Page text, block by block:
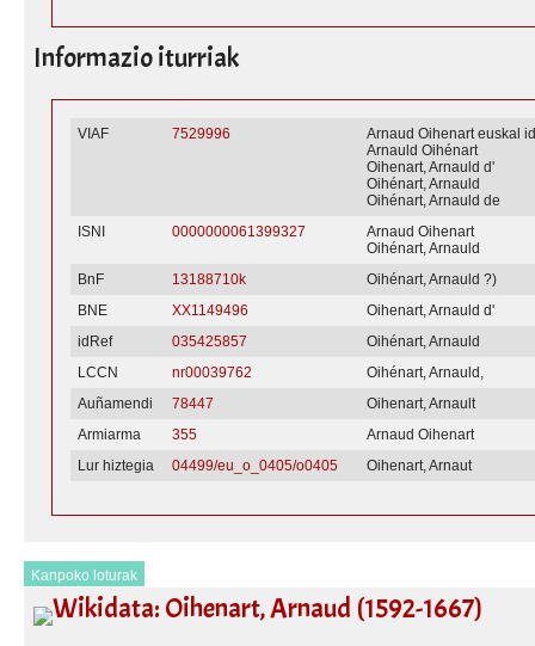
Informazio iturriak
VIAF 7529996
Arnaud Oihenart euskal
Arnauld Oihénart
Oihenart, Arnauld d'
Oihénart, Arnauld
Oihénart, Arnauld de
ISNI
0000000061399327
Arnaud Oihenart
Oihénart, Arnauld
BnF
13188710k
Oihénart, Arnauld ?)
BNE
XX1149496
Oihenart, Arnauld d'
idRef
035425857
Oihénart, Arnauld
LCCN
nr00039762
Oihénart, Arnauld,
Auñamendi
78447
Oihenart, Arnault
Armiarma
355
Arnaud Oihenart
Lur hiztegia
04499/eu_o_0405/o0405 Oihenart, Arnaut
Kanpoko loturak
Wikidata: Oihenart, Arnaud (1592-1667)